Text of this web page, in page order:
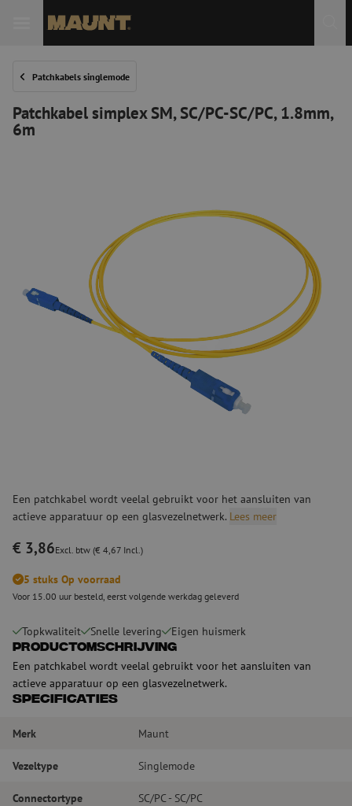
Patchkabels singlemode
Patchkabel simplex SM, SC/PC-SC/PC, 1.8mm,
6m
Een patchkabel wordt veelal gebruikt voor het aansluiten van
actieve apparatuur op een glasvezelnetwerk. Lees meer
€ 3,86Excl. btw (€ 4,67 Incl.)
5 stuks Op voorraad
Voor 15.00 uur besteld, eerst volgende werkdag geleverd
Topkwaliteit Snelle levering Eigen huismerk
Productomschrijving
Een patchkabel wordt veelal gebruikt voor het aansluiten van
actieve apparatuur op een glasvezelnetwerk.
Specificaties
Merk Maunt
Vezeltype Singlemode
Connectortype SC/PC - SC/PC